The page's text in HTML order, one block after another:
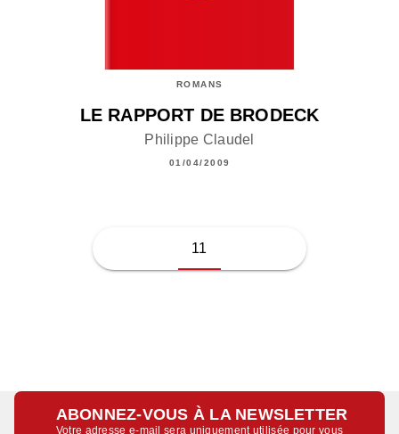
ROMANS
LE RAPPORT DE BRODECK
Philippe Claudel
01/04/2009
11
ABONNEZ-VOUS À LA NEWSLETTER
Votre adresse e-mail sera uniquement utilisée pour vous